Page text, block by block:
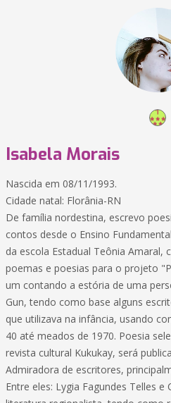
Isabela Morais
Nascida em 08/11/1993.
Cidade natal: Florânia-RN
De família nordestina, escrevo
contos desde o Ensino
da escola Estadual Teônia Amaral,
poemas e poesias para o projeto
um contando a estória de uma
Gun, tendo como base alguns
que utilizava na infância, usando
40 até meados de 1970. Poesia
revista cultural Kukukay, será
Admiradora de escritores,
Entre eles: Lygia Fagundes Telles e